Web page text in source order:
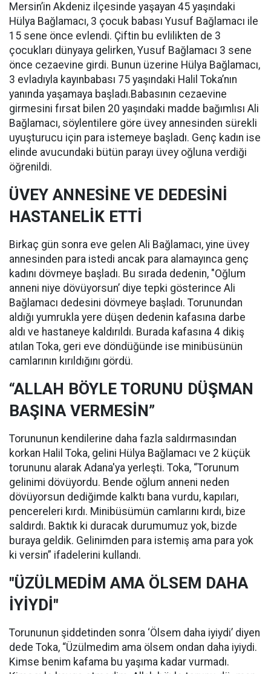
Mersin’in Akdeniz ilçesinde yaşayan 45 yaşındaki
Hülya Bağlamacı, 3 çocuk babası Yusuf Bağlamacı ile
15 sene önce evlendi. Çiftin bu evlilikten de 3
çocukları dünyaya gelirken, Yusuf Bağlamacı 3 sene
önce cezaevine girdi. Bunun üzerine Hülya Bağlamacı,
3 evladıyla kayınbabası 75 yaşındaki Halil Toka’nın
yanında yaşamaya başladı.Babasının cezaevine
girmesini fırsat bilen 20 yaşındaki madde bağımlısı Ali
Bağlamacı, söylentilere göre üvey annesinden sürekli
uyuşturucu için para istemeye başladı. Genç kadın ise
elinde avucundaki bütün parayı üvey oğluna verdiği
öğrenildi.
ÜVEY ANNESİNE VE DEDESİNİ
HASTANELİK ETTİ
Birkaç gün sonra eve gelen Ali Bağlamacı, yine üvey
annesinden para istedi ancak para alamayınca genç
kadını dövmeye başladı. Bu sırada dedenin, "Oğlum
anneni niye dövüyorsun’ diye tepki gösterince Ali
Bağlamacı dedesini dövmeye başladı. Torunundan
aldığı yumrukla yere düşen dedenin kafasına darbe
aldı ve hastaneye kaldırıldı. Burada kafasına 4 dikiş
atılan Toka, geri eve döndüğünde ise minibüsünün
camlarının kırıldığını gördü.
“ALLAH BÖYLE TORUNU DÜŞMAN
BAŞINA VERMESİN”
Torununun kendilerine daha fazla saldırmasından
korkan Halil Toka, gelini Hülya Bağlamacı ve 2 küçük
torununu alarak Adana'ya yerleşti. Toka, “Torunum
gelinimi dövüyordu. Bende oğlum anneni neden
dövüyorsun dediğimde kalktı bana vurdu, kapıları,
pencereleri kırdı. Minibüsümün camlarını kırdı, bize
saldırdı. Baktık ki duracak durumumuz yok, bizde
buraya geldik. Gelinimden para istemiş ama para yok
ki versin” ifadelerini kullandı.
"ÜZÜLMEDİM AMA ÖLSEM DAHA
İYİYDİ"
Torununun şiddetinden sonra ‘Ölsem daha iyiydi’ diyen
dede Toka, “Üzülmedim ama ölsem ondan daha iyiydi.
Kimse benim kafama bu yaşıma kadar vurmadı.